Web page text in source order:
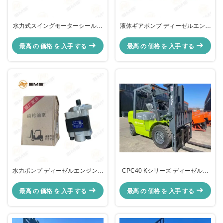
水力式スイングモーターシールキ
リフト 31N6-10210 掘削機部品
最高 の 価格 を 入手 する
液体ギアポンプ ディーゼルエンジ
ALQ10 A2300/B3.3-C65
最高 の 価格 を 入手 する
水力ポンプ ディーゼルエンジンフ
20*25*30 品質ギアポンプ
最高 の 価格 を 入手 する
CPC40 Kシリーズ ディーゼル機
トン
最高 の 価格 を 入手 する